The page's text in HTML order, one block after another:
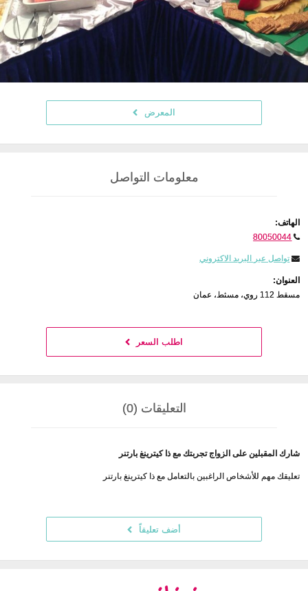
المعرض
معلومات التواصل
الهاتف:
80050044
تواصل عبر البريد الاكتروني
العنوان:
مسقط 112 روي، مسثط، عمان
اطلب السعر
التعليقات (0)
شارك المقبلين على الزواج تجربتك مع ذا كيترينغ بارتنر
تعليقك مهم للأشخاص الراغبين بالتعامل مع ذا كيترينغ بارتنر
أضف تعليقاً